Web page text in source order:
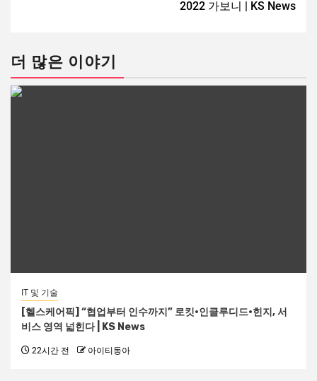
2022 가보니 | KS News
더 많은 이야기
IT 및 기술
[헬스케어픽] “협업부터 인수까지” 로킷·인클루디드·힌지, 서
비스 영역 넓힌다 | KS News
22시간 전 아이티동아